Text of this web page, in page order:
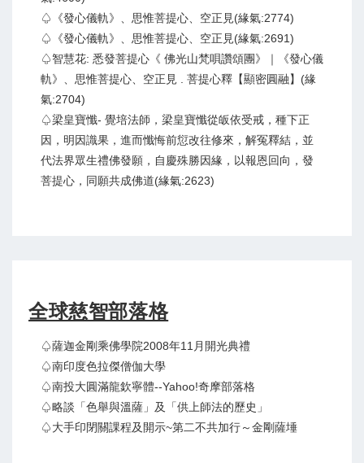
♤《發心儀軌》、思惟菩提心、空正見(緣氣:2774)
♤《發心儀軌》、思惟菩提心、空正見(緣氣:2691)
♤智慧花: 悉發菩提心《 佛光山梵唄讚頌團》｜《發心儀
軌》、思惟菩提心、空正見 . 菩提心釋【顯密圓融】(緣
氣:2704)
♤梁皇寶懺- 覺培法師，梁皇寶懺從皈依受戒，種下正
因，明因識果，進而懺悔前愆改往修來，解冤釋結，並
代法界眾生禮佛發願，自慶殊勝因緣，以報恩回向，發
菩提心，同願共成佛道(緣氣:2623)
全球慈智部落格
♤薩迦金剛乘佛學院2008年11月開光典禮
♤南印度色拉傑僧伽大學
♤南投大圓滿龍欽寧體--Yahoo!奇摩部落格
♤略談「色舉與溫薩」及「供上師法的歷史」
♤大手印閉關課程及開示~第二不共加行～金剛薩埵